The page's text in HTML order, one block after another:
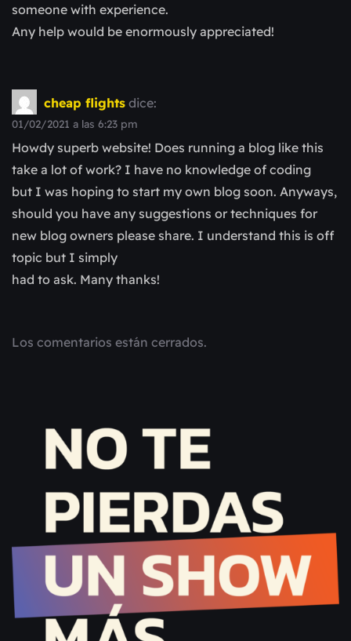
someone with experience.
Any help would be enormously appreciated!
cheap flights dice:
01/02/2021 a las 6:23 pm
Howdy superb website! Does running a blog like this
take a lot of work? I have no knowledge of coding
but I was hoping to start my own blog soon. Anyways,
should you have any suggestions or techniques for
new blog owners please share. I understand this is off
topic but I simply
had to ask. Many thanks!
Los comentarios están cerrados.